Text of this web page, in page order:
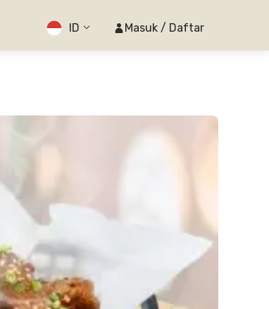
ID Masuk / Daftar